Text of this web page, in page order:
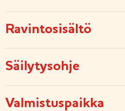
Ravintosisältö
Säilytysohje
Valmistuspaikka